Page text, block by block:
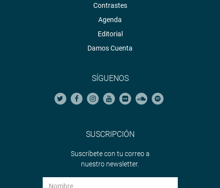
Contrastes
Agenda
Editorial
Damos Cuenta
SÍGUENOS
SUSCRIPCIÓN
Suscríbete con tu correo a
nuestro newsletter.